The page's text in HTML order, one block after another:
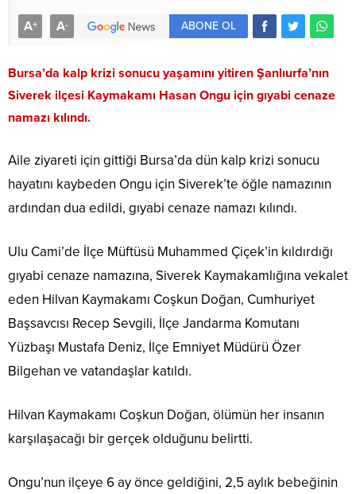
A+ A- ABONE OL
Bursa’da kalp krizi sonucu yaşamını yitiren Şanlıurfa’nın
Siverek ilçesi Kaymakamı Hasan Ongu için gıyabi cenaze
namazı kılındı.
Aile ziyareti için gittiği Bursa’da dün kalp krizi sonucu
hayatını kaybeden Ongu için Siverek’te öğle namazının
ardından dua edildi, gıyabi cenaze namazı kılındı.
Ulu Cami’de İlçe Müftüsü Muhammed Çiçek’in kıldırdığı
gıyabi cenaze namazına, Siverek Kaymakamlığına vekalet
eden Hilvan Kaymakamı Coşkun Doğan, Cumhuriyet
Başsavcısı Recep Sevgili, İlçe Jandarma Komutanı
Yüzbaşı Mustafa Deniz, İlçe Emniyet Müdürü Özer
Bilgehan ve vatandaşlar katıldı.
Hilvan Kaymakamı Coşkun Doğan, ölümün her insanın
karşılaşacağı bir gerçek olduğunu belirtti.
Ongu’nun ilçeye 6 ay önce geldiğini, 2,5 aylık bebeğinin